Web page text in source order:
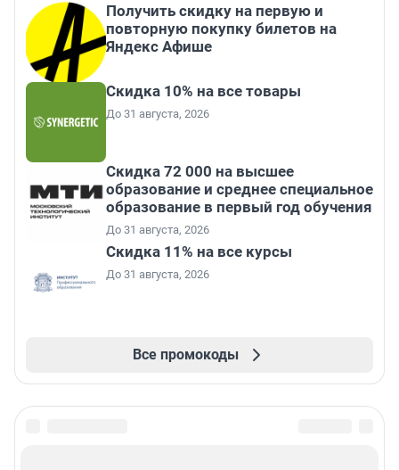
Получить скидку на первую и
повторную покупку билетов на
Яндекс Афише
Скидка 10% на все товары
До 31 августа, 2026
Скидка 72 000 на высшее
образование и среднее специальное
образование в первый год обучения
До 31 августа, 2026
Скидка 11% на все курсы
До 31 августа, 2026
Все промокоды